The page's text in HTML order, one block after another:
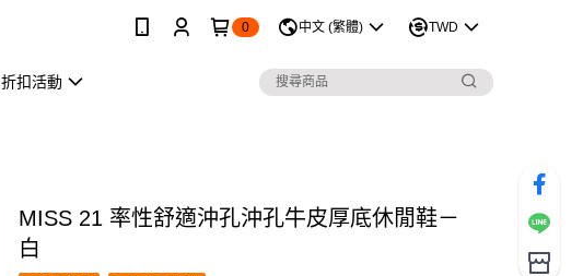
0 中文 (繁體) TWD
折扣活動
MISS 21 率性舒適沖孔沖孔牛皮厚底休閒鞋－
白